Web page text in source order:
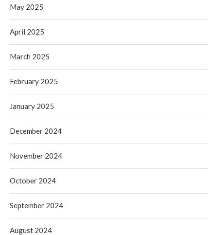
May 2025
April 2025
March 2025
February 2025
January 2025
December 2024
November 2024
October 2024
September 2024
August 2024